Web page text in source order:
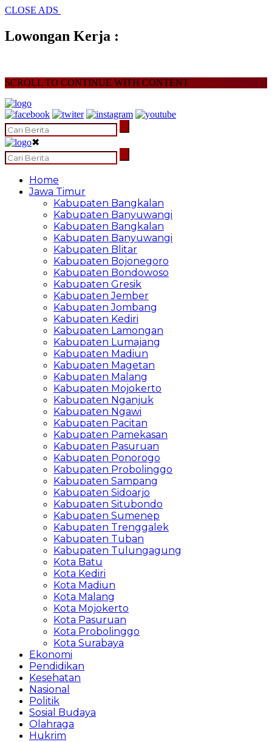
CLOSE ADS
Lowongan Kerja :
SCROLL TO CONTINUE WITH CONTENT
✖
Home
Jawa Timur
Kabupaten Bangkalan
Kabupaten Banyuwangi
Kabupaten Bangkalan
Kabupaten Banyuwangi
Kabupaten Blitar
Kabupaten Bojonegoro
Kabupaten Bondowoso
Kabupaten Gresik
Kabupaten Jember
Kabupaten Jombang
Kabupaten Kediri
Kabupaten Lamongan
Kabupaten Lumajang
Kabupaten Madiun
Kabupaten Magetan
Kabupaten Malang
Kabupaten Mojokerto
Kabupaten Nganjuk
Kabupaten Ngawi
Kabupaten Pacitan
Kabupaten Pamekasan
Kabupaten Pasuruan
Kabupaten Ponorogo
Kabupaten Probolinggo
Kabupaten Sampang
Kabupaten Sidoarjo
Kabupaten Situbondo
Kabupaten Sumenep
Kabupaten Trenggalek
Kabupaten Tuban
Kabupaten Tulungagung
Kota Batu
Kota Kediri
Kota Madiun
Kota Malang
Kota Mojokerto
Kota Pasuruan
Kota Probolinggo
Kota Surabaya
Ekonomi
Pendidikan
Kesehatan
Nasional
Politik
Sosial Budaya
Olahraga
Hukrim